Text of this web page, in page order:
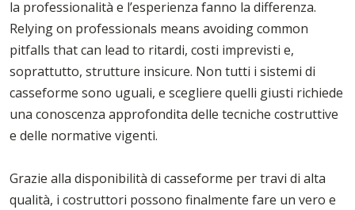
la professionalità e l’esperienza fanno la differenza.
Relying on professionals means avoiding common
pitfalls that can lead to ritardi, costi imprevisti e,
soprattutto, strutture insicure. Non tutti i sistemi di
casseforme sono uguali, e scegliere quelli giusti richiede
una conoscenza approfondita delle tecniche costruttive
e delle normative vigenti.
Grazie alla disponibilità di casseforme per travi di alta
qualità, i costruttori possono finalmente fare un vero e